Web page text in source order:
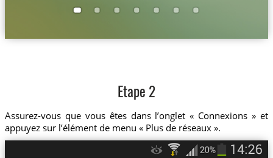
Etape 2
Assurez-vous que vous êtes dans l’onglet « Connexions » et
appuyez sur l’élément de menu « Plus de réseaux ».